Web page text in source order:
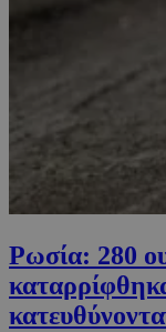
Ρωσία: 280